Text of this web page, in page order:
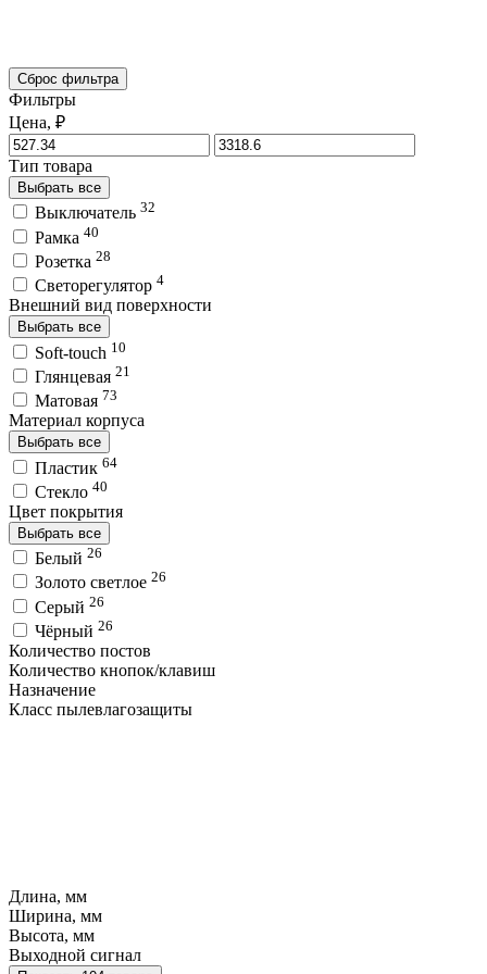
Сброс фильтра
Фильтры
Цена, ₽
Тип товара
Выбрать все
Выключатель 32
Рамка 40
Розетка 28
Светорегулятор 4
Внешний вид поверхности
Выбрать все
Soft-touch 10
Глянцевая 21
Матовая 73
Материал корпуса
Выбрать все
Пластик 64
Стекло 40
Цвет покрытия
Выбрать все
Белый 26
Золото светлое 26
Серый 26
Чёрный 26
Количество постов
Количество кнопок/клавиш
Назначение
Класс пылевлагозащиты
Длина, мм
Ширина, мм
Высота, мм
Выходной сигнал